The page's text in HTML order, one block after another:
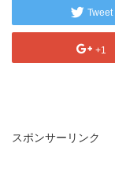
Tweet
+1
スポンサーリンク